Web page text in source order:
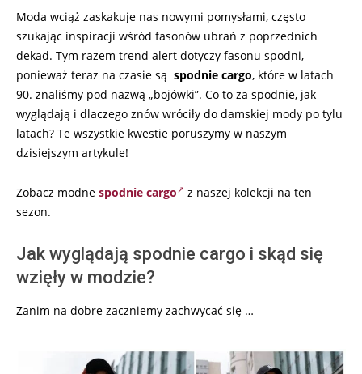
Moda wciąż zaskakuje nas nowymi pomysłami, często
szukając inspiracji wśród fasonów ubrań z poprzednich
dekad. Tym razem trend alert dotyczy fasonu spodni,
ponieważ teraz na czasie są spodnie cargo, które w latach
90. znaliśmy pod nazwą „bojówki”. Co to za spodnie, jak
wyglądają i dlaczego znów wróciły do damskiej mody po tylu
latach? Te wszystkie kwestie poruszymy w naszym
dzisiejszym artykule!
Zobacz modne spodnie cargo
z naszej kolekcji na ten
sezon.
Jak wyglądają spodnie cargo i skąd się
wzięły w modzie?
Zanim na dobre zaczniemy zachwycać się …